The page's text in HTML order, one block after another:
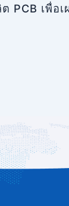
PCB เพื่อ